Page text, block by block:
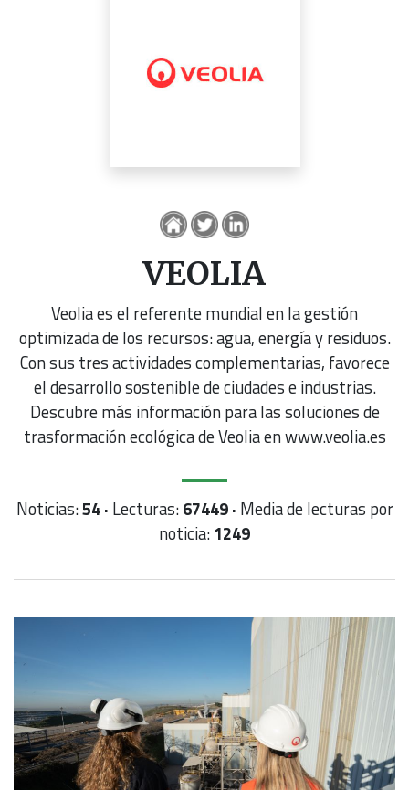
VEOLIA
Veolia es el referente mundial en la gestión
optimizada de los recursos: agua, energía y residuos.
Con sus tres actividades complementarias, favorece
el desarrollo sostenible de ciudades e industrias.
Descubre más información para las soluciones de
trasformación ecológica de Veolia en www.veolia.es
Noticias:54 · Lecturas:67449 · Media de lecturas por
noticia:1249